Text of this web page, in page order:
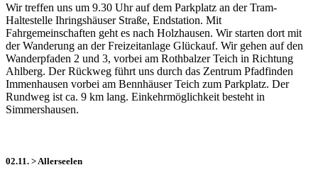
Wir treffen uns um 9.30 Uhr auf dem Parkplatz an der Tram-
Haltestelle Ihringshäuser Straße, Endstation. Mit
Fahrgemeinschaften geht es nach Holzhausen. Wir starten dort mit
der Wanderung an der Freizeitanlage Glückauf. Wir gehen auf den
Wanderpfaden 2 und 3, vorbei am Rothbalzer Teich in Richtung
Ahlberg. Der Rückweg führt uns durch das Zentrum Pfadfinden
Immenhausen vorbei am Bennhäuser Teich zum Parkplatz. Der
Rundweg ist ca. 9 km lang. Einkehrmöglichkeit besteht in
Simmershausen.
02.11. > Allerseelen